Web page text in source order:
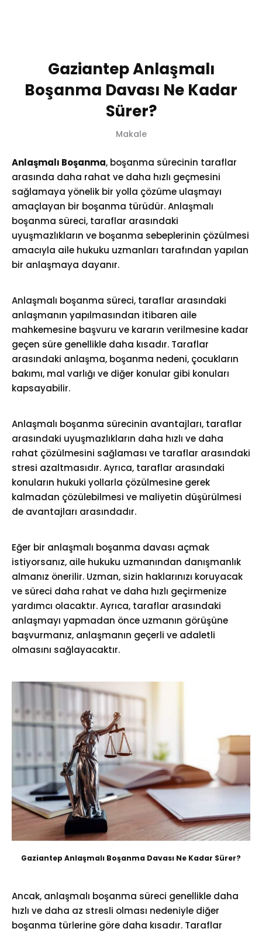
Gaziantep Anlaşmalı
Boşanma Davası Ne Kadar
Sürer?
Makale
Anlaşmalı Boşanma, boşanma sürecinin taraflar
arasında daha rahat ve daha hızlı geçmesini
sağlamaya yönelik bir yolla çözüme ulaşmayı
amaçlayan bir boşanma türüdür. Anlaşmalı
boşanma süreci, taraflar arasındaki
uyuşmazlıkların ve boşanma sebeplerinin çözülmesi
amacıyla aile hukuku uzmanları tarafından yapılan
bir anlaşmaya dayanır.
Anlaşmalı boşanma süreci, taraflar arasındaki
anlaşmanın yapılmasından itibaren aile
mahkemesine başvuru ve kararın verilmesine kadar
geçen süre genellikle daha kısadır. Taraflar
arasındaki anlaşma, boşanma nedeni, çocukların
bakımı, mal varlığı ve diğer konular gibi konuları
kapsayabilir.
Anlaşmalı boşanma sürecinin avantajları, taraflar
arasındaki uyuşmazlıkların daha hızlı ve daha
rahat çözülmesini sağlaması ve taraflar arasındaki
stresi azaltmasıdır. Ayrıca, taraflar arasındaki
konuların hukuki yollarla çözülmesine gerek
kalmadan çözülebilmesi ve maliyetin düşürülmesi
de avantajları arasındadır.
Eğer bir anlaşmalı boşanma davası açmak
istiyorsanız, aile hukuku uzmanından danışmanlık
almanız önerilir. Uzman, sizin haklarınızı koruyacak
ve süreci daha rahat ve daha hızlı geçirmenize
yardımcı olacaktır. Ayrıca, taraflar arasındaki
anlaşmayı yapmadan önce uzmanın görüşüne
başvurmanız, anlaşmanın geçerli ve adaletli
olmasını sağlayacaktır.
Gaziantep Anlaşmalı Boşanma Davası Ne Kadar Sürer?
Ancak, anlaşmalı boşanma süreci genellikle daha
hızlı ve daha az stresli olması nedeniyle diğer
boşanma türlerine göre daha kısadır. Taraflar